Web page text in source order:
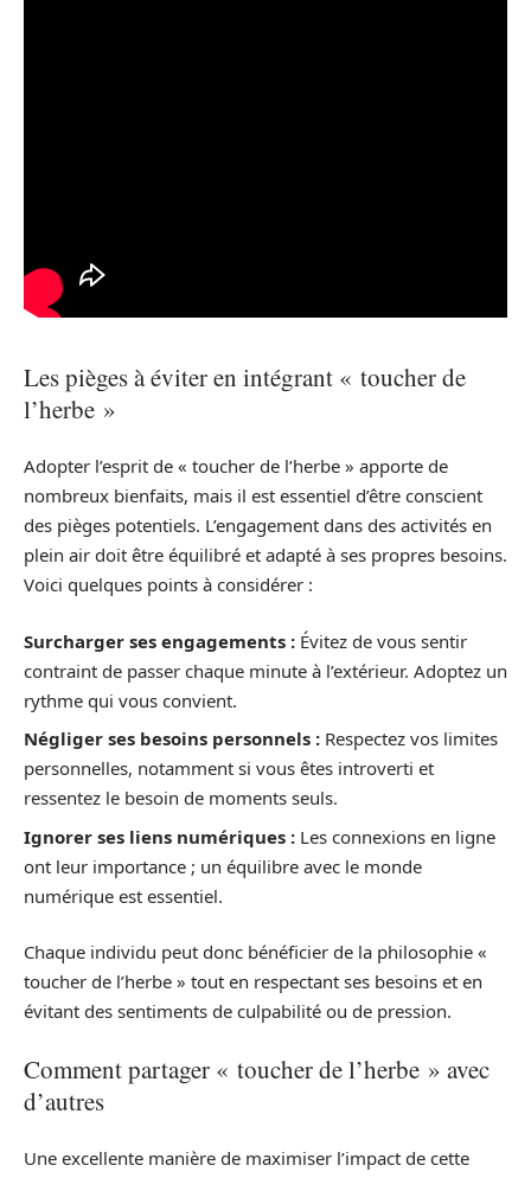
Les pièges à éviter en intégrant « toucher de
l’herbe »
Adopter l’esprit de « toucher de l’herbe » apporte de
nombreux bienfaits, mais il est essentiel d’être conscient
des pièges potentiels. L’engagement dans des activités en
plein air doit être équilibré et adapté à ses propres besoins.
Voici quelques points à considérer :
Surcharger ses engagements : Évitez de vous sentir
contraint de passer chaque minute à l’extérieur. Adoptez un
rythme qui vous convient.
Négliger ses besoins personnels : Respectez vos limites
personnelles, notamment si vous êtes introverti et
ressentez le besoin de moments seuls.
Ignorer ses liens numériques : Les connexions en ligne
ont leur importance ; un équilibre avec le monde
numérique est essentiel.
Chaque individu peut donc bénéficier de la philosophie «
toucher de l’herbe » tout en respectant ses besoins et en
évitant des sentiments de culpabilité ou de pression.
Comment partager « toucher de l’herbe » avec
d’autres
Une excellente manière de maximiser l’impact de cette